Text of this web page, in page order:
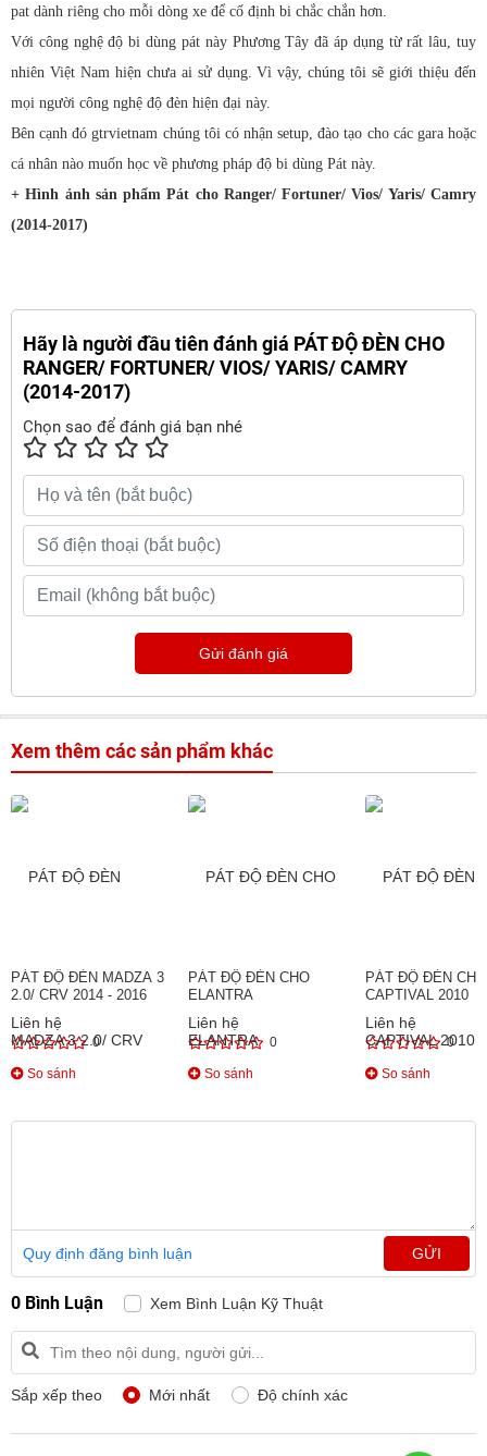
pat dành riêng cho mỗi dòng xe để cố định bi chắc chắn hơn.
Với công nghệ độ bi dùng pát này Phương Tây đã áp dụng từ rất lâu, tuy
nhiên Việt Nam hiện chưa ai sử dụng. Vì vậy, chúng tôi sẽ giới thiệu đến
mọi người công nghệ độ đèn hiện đại này.
Bên cạnh đó gtrvietnam chúng tôi có nhận setup, đào tạo cho các gara hoặc
cá nhân nào muốn học về phương pháp độ bi dùng Pát này.
+ Hình ảnh sản phẩm Pát cho Ranger/ Fortuner/ Vios/ Yaris/ Camry
(2014-2017)
Hãy là người đầu tiên đánh giá PÁT ĐỘ ĐÈN CHO
RANGER/ FORTUNER/ VIOS/ YARIS/ CAMRY
(2014-2017)
Chọn sao để đánh giá bạn nhé
Gửi đánh giá
Xem thêm các sản phẩm khác
PÁT ĐỘ ĐÈN MADZA 3
2.0/ CRV 2014 - 2016
Liên hệ
0
So sánh
PÁT ĐỘ ĐÈN CHO
ELANTRA
Liên hệ
0
So sánh
PÁT ĐỘ ĐÈN CHO
CAPTIVAL 2010
Liên hệ
0
So sánh
Quy định đăng bình luận GỬI
0 Bình Luận Xem Bình Luận Kỹ Thuật
Sắp xếp theo Mới nhất Độ chính xác